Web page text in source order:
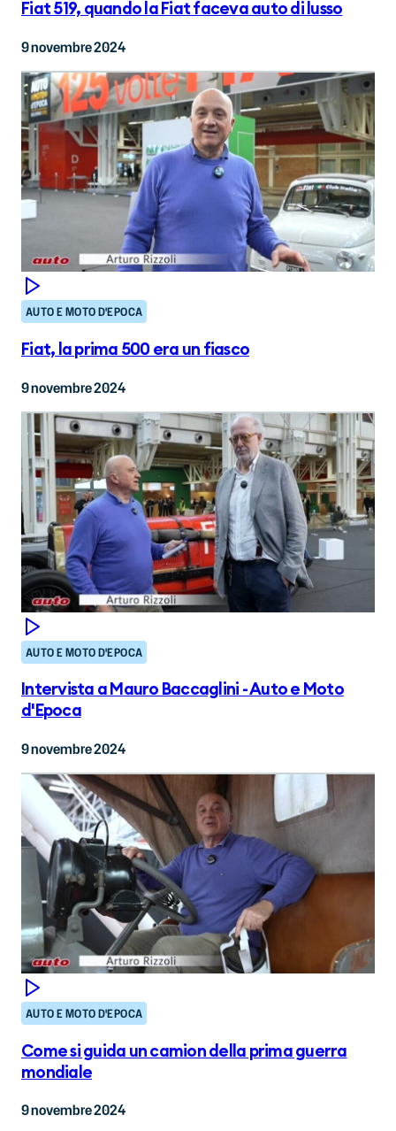
Fiat 519, quando la Fiat faceva auto di lusso
9 novembre 2024
AUTO E MOTO D'EPOCA
Fiat, la prima 500 era un fiasco
9 novembre 2024
AUTO E MOTO D'EPOCA
Intervista a Mauro Baccaglini - Auto e Moto
d'Epoca
9 novembre 2024
AUTO E MOTO D'EPOCA
Come si guida un camion della prima guerra
mondiale
9 novembre 2024